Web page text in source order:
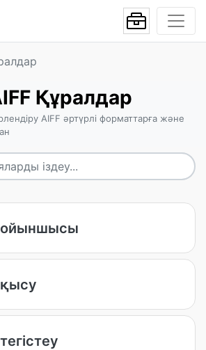
Құралдар
AIFF әртүрлі форматтарға және
ойыншысы